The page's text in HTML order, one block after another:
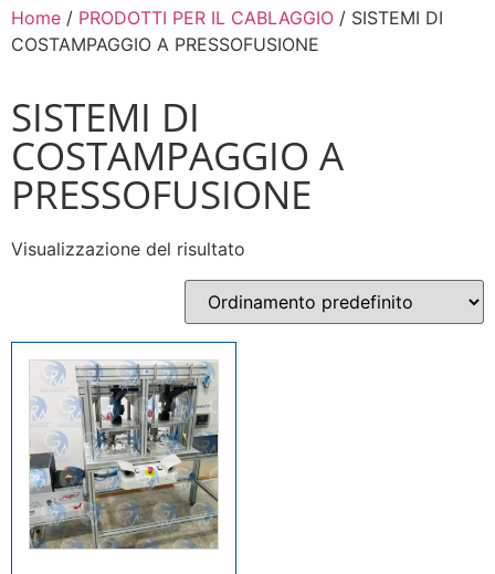
Home / PRODOTTI PER IL CABLAGGIO / SISTEMI DI
COSTAMPAGGIO A PRESSOFUSIONE
SISTEMI DI
COSTAMPAGGIO A
PRESSOFUSIONE
Visualizzazione del risultato